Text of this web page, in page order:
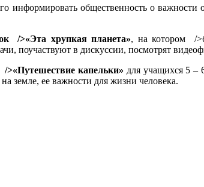
общественность о важности
/>«Эта хрупкая планета», на котором /
поучаствуют в дискуссии, посмотрят
/>«Путешествие капельки» для учащихся 5 –
земле, ее важности для жизни человека.